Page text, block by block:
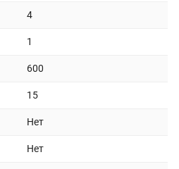
4
1
600
15
Нет
Нет